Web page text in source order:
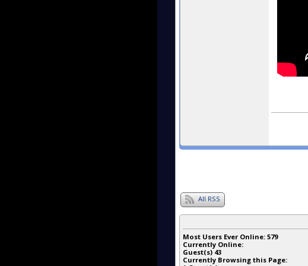
All RSS
Most Users Ever Online: 579
Currently Online:
Guest(s)43
Currently Browsing this Page: